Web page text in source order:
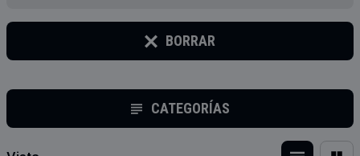
BORRAR
CATEGORÍAS